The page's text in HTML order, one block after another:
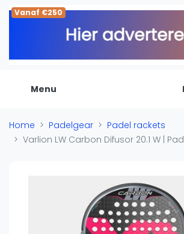
Vanaf €250
Menu
De Padel Gids
Alle padel locaties
Padelwinkels
Organisatie
Banenbouwers
Overige categorien
Toevoegen data
Laatste updates
Home Padelgear
Padel rackets
Varlion LW Carbon Difusor 20.1 W |